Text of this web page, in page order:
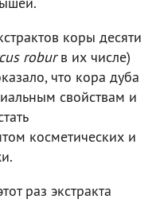
коры десяти
roburв их числе)
что кора дуба
свойствам и
косметических и
раз экстракта